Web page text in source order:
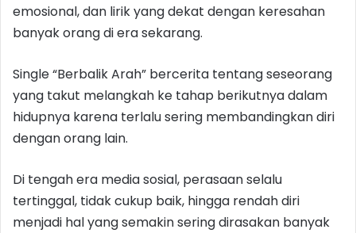
emosional, dan lirik yang dekat dengan keresahan
banyak orang di era sekarang.
Single “Berbalik Arah” bercerita tentang seseorang
yang takut melangkah ke tahap berikutnya dalam
hidupnya karena terlalu sering membandingkan diri
dengan orang lain.
Di tengah era media sosial, perasaan selalu
tertinggal, tidak cukup baik, hingga rendah diri
menjadi hal yang semakin sering dirasakan banyak